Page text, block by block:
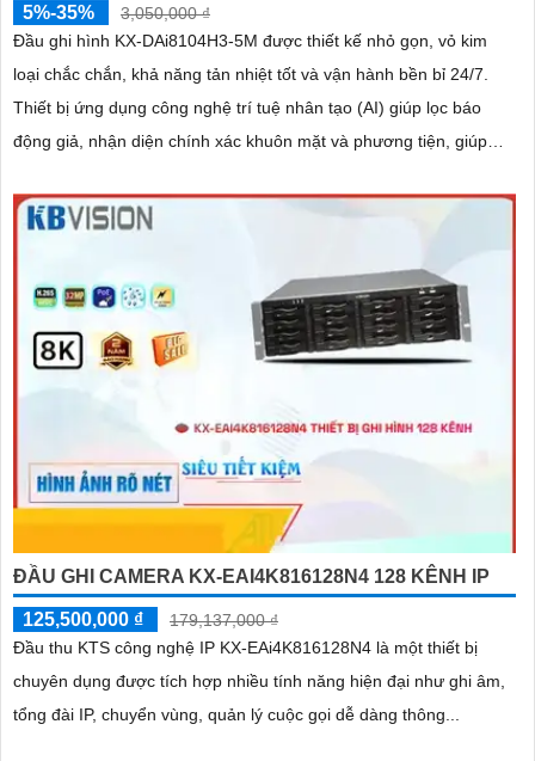
5%-35%
3,050,000 ₫
Đầu ghi hình KX-DAi8104H3-5M được thiết kế nhỏ gọn, vỏ kim
loại chắc chắn, khả năng tản nhiệt tốt và vận hành bền bỉ 24/7.
Thiết bị ứng dụng công nghệ trí tuệ nhân tạo (AI) giúp lọc báo
động giả, nhận diện chính xác khuôn mặt và phương tiện, giúp
ĐẦU GHI CAMERA KX-EAI4K816128N4 128 KÊNH IP
125,500,000 ₫
179,137,000 ₫
Đầu thu KTS công nghệ IP KX-EAi4K816128N4 là một thiết bị
chuyên dụng được tích hợp nhiều tính năng hiện đại như ghi âm,
tổng đài IP, chuyển vùng, quản lý cuộc gọi dễ dàng thông...